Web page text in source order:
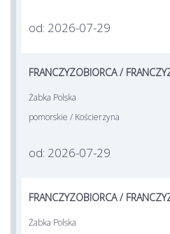
od: 2026-07-29
FRANCZYZOBIORCA /
Żabka Polska
pomorskie / Kościerzyna
od: 2026-07-29
FRANCZYZOBIORCA /
Żabka Polska